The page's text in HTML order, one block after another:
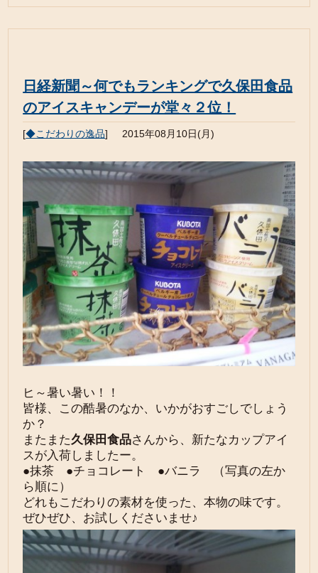
日経新聞～何でもランキングで久保田食品
のアイスキャンデーが堂々２位！
[◆こだわりの逸品] 2015年08月10日(月)
ヒ～暑い暑い！！
皆様、この酷暑のなか、いかがおすごしでしょう
か？
またまた久保田食品さんから、新たなカップアイ
スが入荷しましたー。
●抹茶 ●チョコレート ●バニラ （写真の左か
ら順に）
どれもこだわりの素材を使った、本物の味です。
ぜひぜひ、お試しくださいませ♪